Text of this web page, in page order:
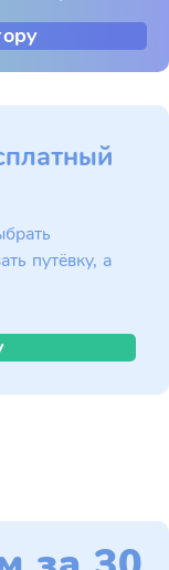
путёвку, а